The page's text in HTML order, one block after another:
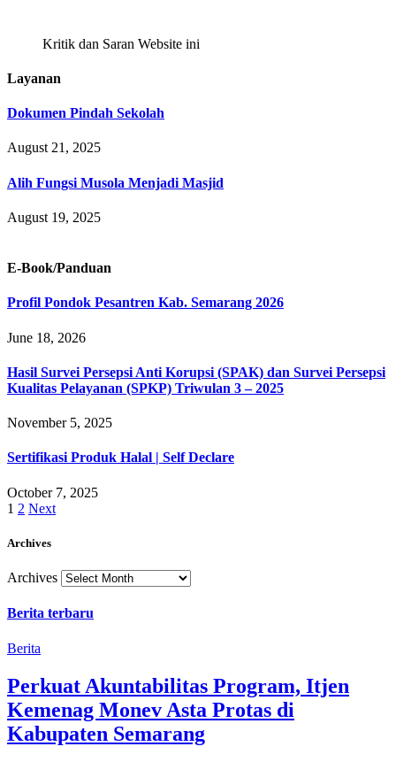
Kritik dan Saran Website ini
Layanan
Dokumen Pindah Sekolah
August 21, 2025
Alih Fungsi Musola Menjadi Masjid
August 19, 2025
E-Book/Panduan
Profil Pondok Pesantren Kab. Semarang 2026
June 18, 2026
Hasil Survei Persepsi Anti Korupsi (SPAK) dan Survei Persepsi
Kualitas Pelayanan (SPKP) Triwulan 3 – 2025
November 5, 2025
Sertifikasi Produk Halal | Self Declare
October 7, 2025
1 2 Next
Archives
Archives
Berita terbaru
Berita
Perkuat Akuntabilitas Program, Itjen
Kemenag Monev Asta Protas di
Kabupaten Semarang